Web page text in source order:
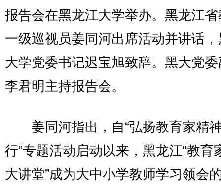
报告会在黑龙江大学举办。黑龙江
一级巡视员姜同河出席活动并讲话
大学党委书记迟宝旭致辞。黑大党
李君明主持报告会。
姜同河指出，自“弘扬教育家精
行”专题活动启动以来，黑龙江“教育
大讲堂”成为大中小学教师学习领会